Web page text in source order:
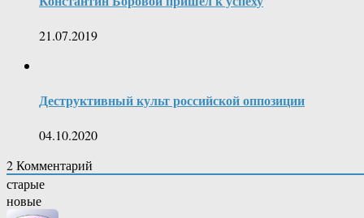
21.07.2019
Деструктивный культ российской оппозиции
04.10.2020
2Комментарий
старые
новые